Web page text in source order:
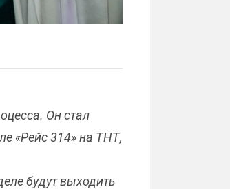
Он стал
«Рейс 314» на ТНТ,
будут выходить